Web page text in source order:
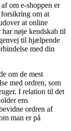
om e-shoppen er
om at
at online
nøje kendskab til
til hjælpende
med din
om de mest
med ordren, som
I relation til det
ens
ordren af
man er på